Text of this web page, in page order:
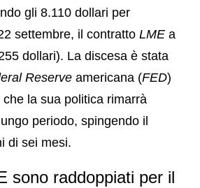
gli 8.110 dollari per
settembre, il contratto LME a
dollari). La discesa è stata
Reserve americana (FED)
la sua politica rimarrà
periodo, spingendo il
di sei mesi.
sono raddoppiati per il